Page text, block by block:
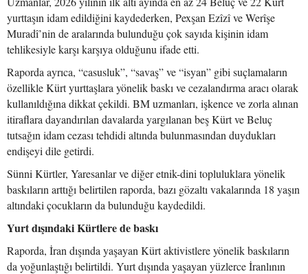
yurttaşın idam edildiğini kaydederken, Pexşan Ezîzî ve Werîşe
Muradî’nin de aralarında bulunduğu çok sayıda kişinin idam
tehlikesiyle karşı karşıya olduğunu ifade etti.
Raporda ayrıca, “casusluk”, “savaş” ve “isyan” gibi suçlamaların
özellikle Kürt yurttaşlara yönelik baskı ve cezalandırma aracı olarak
kullanıldığına dikkat çekildi. BM uzmanları, işkence ve zorla alınan
itiraflara dayandırılan davalarda yargılanan beş Kürt ve Beluç
tutsağın idam cezası tehdidi altında bulunmasından duydukları
endişeyi dile getirdi.
Sünni Kürtler, Yaresanlar ve diğer etnik-dini topluluklara yönelik
baskıların arttığı belirtilen raporda, bazı gözaltı vakalarında 18 yaşın
altındaki çocukların da bulunduğu kaydedildi.
Yurt dışındaki Kürtlere de baskı
Raporda, İran dışında yaşayan Kürt aktivistlere yönelik baskıların
da yoğunlaştığı belirtildi. Yurt dışında yaşayan yüzlerce İranlının